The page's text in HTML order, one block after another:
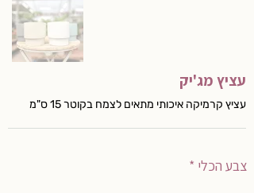
עציץ מג'יק
עציץ קרמיקה איכותי מתאים לצמח בקוטר 15 ס"מ
צבע הכלי *